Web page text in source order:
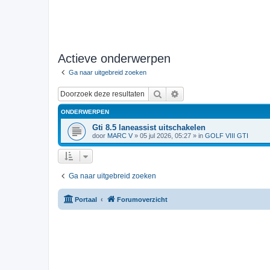
Actieve onderwerpen
Ga naar uitgebreid zoeken
Zoek
ONDERWERPEN
Gti 8.5 laneassist uitschakelen
door MARC V » 05 jul 2026, 05:27 » in GOLF VIII GTI
Ga naar uitgebreid zoeken
Portaal Forumoverzicht